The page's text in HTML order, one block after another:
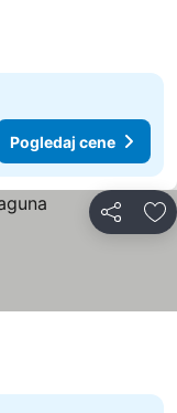
Pogledaj cene
Deli